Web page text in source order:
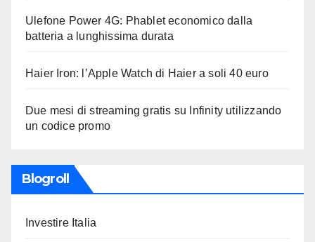
Ulefone Power 4G: Phablet economico dalla
batteria a lunghissima durata
Haier Iron: l’Apple Watch di Haier a soli 40 euro
Due mesi di streaming gratis su Infinity utilizzando
un codice promo
Blogroll
Investire Italia